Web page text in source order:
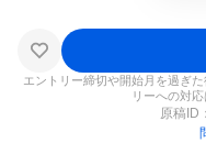
エントリー締切や開始月を過ぎ
リーへの対
原稿ID：